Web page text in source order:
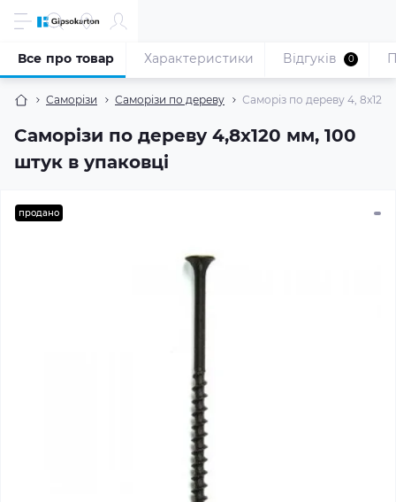
Саморізи Саморізи по дереву Саморіз по дереву 4, 8x120
Саморізи по дереву 4,8x120 мм, 100
штук в упаковці
Все про товар Характеристики Відгуків 0
продано